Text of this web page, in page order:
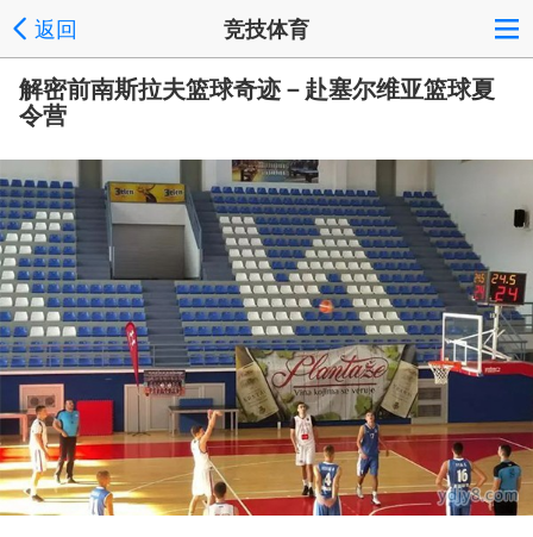
返回 竞技体育
解密前南斯拉夫篮球奇迹－赴塞尔维亚篮球夏
令营